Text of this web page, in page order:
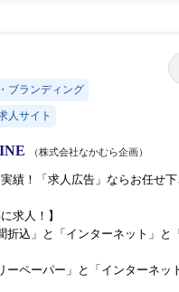
ブランディング
人サイト
（株式会社なかむら企画）
績！「求人広告」ならお任せ下
求人！】
折込」と「インターネット」
ーペーパー」と「インターネッ